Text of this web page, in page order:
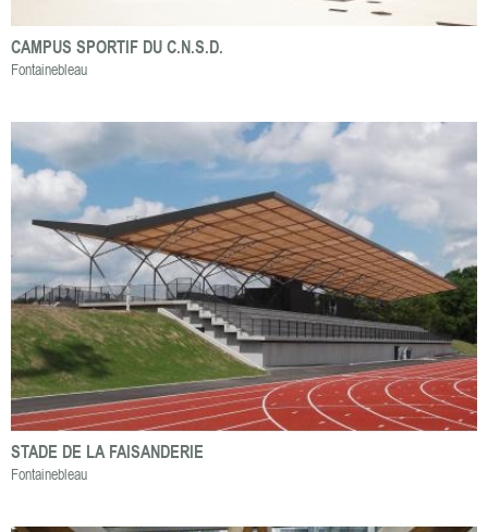
CAMPUS SPORTIF DU C.N.S.D.
Fontainebleau
STADE DE LA FAISANDERIE
Fontainebleau